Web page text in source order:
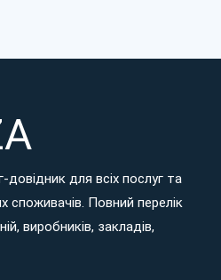
довідник для всіх послуг та
споживачів. Повний перелік
виробників, закладів,